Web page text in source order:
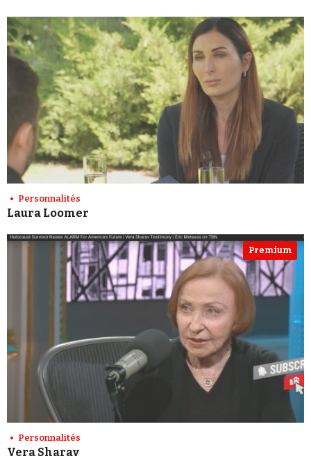
Personnalités
Laura Loomer
Premium
Personnalités
Vera Sharav